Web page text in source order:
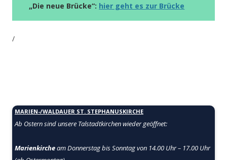
„Die neue Brücke“: hier geht es zur Brücke
/
MARIEN-/WALDAUER ST. STEPHANUSKIRCHE
Ab Ostern sind unsere Talstadtkirchenwieder geöffnet:
Marienkircheam Donnerstag bis Sonntag von 14.00 Uhr – 17.00 Uhr